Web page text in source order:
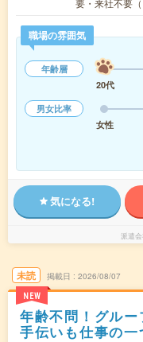
要・来社不要
職場の雰囲気
年齢層
20代
男女比率
女性
気になる!
派遣会
未読
NEW
掲載日 2026/08/07
年齢不問！グル
手伝いも仕事の一